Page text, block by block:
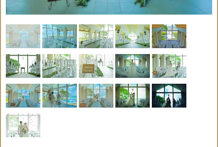
支度
部屋
ブー
ケ
ク
乾杯
ンク
ー
牧師
or司
祭or
司式
者
×
ブー
トニ
ア
× 送迎 ×
ケー
キ
×
ラン
チor
ディ
ナー
音楽
演奏
○
日本人
コーデ
ィネー
○
リン
グピ
ロー
○
写真
撮影
×
ギフ
ト
記号説明
挙式代金に含まれている